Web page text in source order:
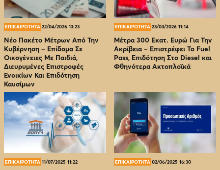
ΕΠΙΚΑΙΡΟΤΗΤΑ 22/04/2026 13:23
Νέο Πακέτο Μέτρων Από Την
Κυβέρνηση – Επίδομα Σε
Οικογένειες Με Παιδιά,
Διευρυμένες Επιστροφές
Ενοικίων Και Επιδότηση
Καυσίμων
ΕΠΙΚΑΙΡΟΤΗΤΑ 23/03/2026 11:14
Μέτρα 300 Εκατ. Ευρώ Για Την
Ακρίβεια – Επιστρέφει Το Fuel
Pass, Επιδότηση Στο Diesel και
Φθηνότερα Ακτοπλοϊκά
ΕΠΙΚΑΙΡΟΤΗΤΑ 11/07/2025 11:22 ΕΠΙΚΑΙΡΟΤΗΤΑ 02/06/2025 16:30